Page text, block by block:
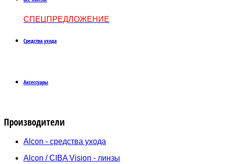
СПЕЦПРЕДЛОЖЕНИЕ
Средства ухода
Аксессуары
Производители
Alcon - средства ухода
Alcon / CIBA Vision - линзы